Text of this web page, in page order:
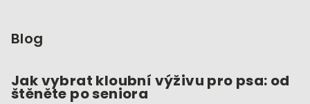
Blog
Jak vybrat kloubní výživu pro psa: od
štěněte po seniora